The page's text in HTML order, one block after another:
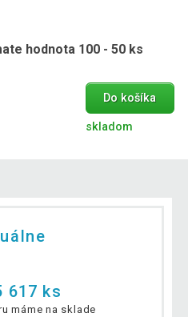
hodnota 100 - 50 ks
Do košíka
skladom
617 ks
máme na sklade